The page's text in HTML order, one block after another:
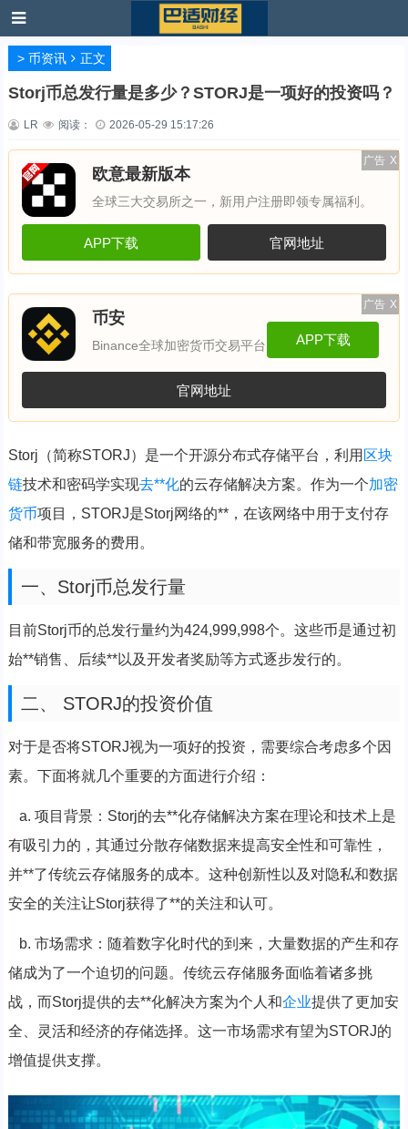
> 币资讯 正文
Storj币总发行量是多少？STORJ是一项好的投资吗？
LR 阅读： 2026-05-29 15:17:26
广告 X
欧意最新版本
全球三大交易所之一，新用户注册即领专属福利。
APP下载 官网地址
广告 X
币安
Binance全球加密货币交易平台 APP下载
官网地址
Storj（简称STORJ）是一个开源分布式存储平台，利用 区块
链技术和密码学实现去**化的云存储解决方案。作为一个加密
货币项目，STORJ是Storj网络的**，在该网络中用于支付存
储和带宽服务的费用。
一、Storj币总发行量
目前Storj币的总发行量约为424,999,998个。这些币是通过初
始**销售、后续**以及开发者奖励等方式逐步发行的。
二、 STORJ的投资价值
对于是否将STORJ视为一项好的投资，需要综合考虑多个因
素。下面将就几个重要的方面进行介绍：
a. 项目背景：Storj的去**化存储解决方案在理论和技术上是
有吸引力的，其通过分散存储数据来提高安全性和可靠性，
并**了传统云存储服务的成本。这种创新性以及对隐私和数据
安全的关注让Storj获得了**的关注和认可。
b. 市场需求：随着数字化时代的到来，大量数据的产生和存
储成为了一个迫切的问题。传统云存储服务面临着诸多挑
战，而Storj提供的去**化解决方案为个人和企业提供了更加安
全、灵活和经济的存储选择。这一市场需求有望为STORJ的
增值提供支撑。